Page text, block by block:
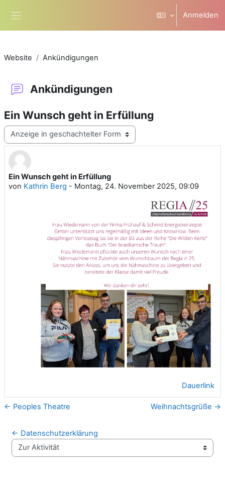
Anmelden
Website Ankündigungen
Ankündigungen
Ein Wunsch geht in Erfüllung
Anzeigemodus
Ein Wunsch geht in Erfüllung
von Kathrin Berg - Montag, 24. November 2025, 09:09
Anzahl Antworten: 0
Dauerlink
← Peoples Theatre Weihnachtsgrüße →
← Datenschutzerklärung
Zur Aktivität